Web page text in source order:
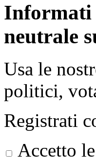
Informati
neutrale
Usa le
politici,
Registrati
Accetto le